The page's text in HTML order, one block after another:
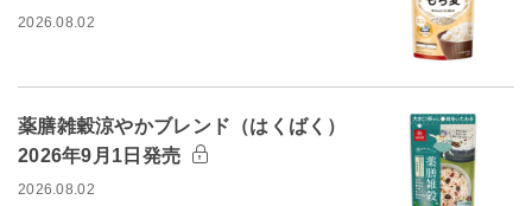
2026.08.02
薬膳雑穀涼やかブレンド（はくばく）
2026年9月1日発売
2026.08.02